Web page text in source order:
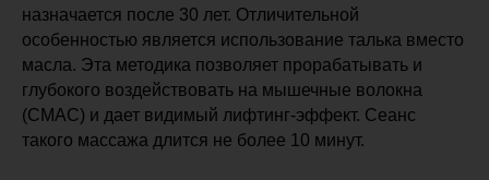
назначается после 30 лет. Отличительной
особенностью является использование талька вместо
масла. Эта методика позволяет прорабатывать и
глубокого воздействовать на мышечные волокна
(СМАС) и дает видимый лифтинг-эффект. Сеанс
такого массажа длится не более 10 минут.